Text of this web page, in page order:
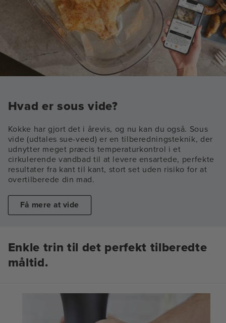
Hvad er sous vide?
Kokke har gjort det i årevis, og nu kan du også. Sous
vide (udtales sue-veed) er en tilberedningsteknik, der
udnytter meget præcis temperaturkontrol i et
cirkulerende vandbad til at levere ensartede, perfekte
resultater fra kant til kant, stort set uden risiko for at
overtilberede din mad.
Få mere at vide
Enkle trin til det perfekt tilberedte
måltid.